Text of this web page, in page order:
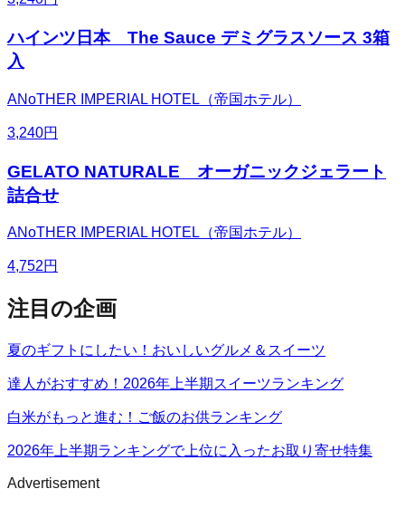
ハインツ日本 The Sauce デミグラスソース 3箱
入
ANoTHER IMPERIAL HOTEL（帝国ホテル）
3,240円
GELATO NATURALE オーガニックジェラート
詰合せ
ANoTHER IMPERIAL HOTEL（帝国ホテル）
4,752円
注目の企画
夏のギフトにしたい！おいしいグルメ＆スイーツ
達人がおすすめ！2026年上半期スイーツランキング
白米がもっと進む！ご飯のお供ランキング
2026年上半期ランキングで上位に入ったお取り寄せ特集
Advertisement